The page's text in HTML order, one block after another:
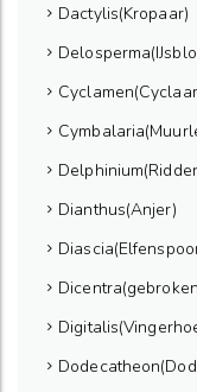
Dactylis(Kropaar)
Dianthus(Anjer)